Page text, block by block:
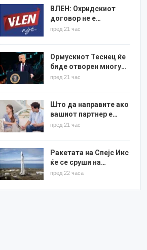
ВЛЕН: Охридскиот
договор не е…
пред 21 час
Ормускиот Теснец ќе
биде отворен многу…
пред 21 час
Што да направите ако
вашиот партнер е…
пред 21 час
Ракетата на Спејс Икс
ќе се сруши на…
пред 22 часа